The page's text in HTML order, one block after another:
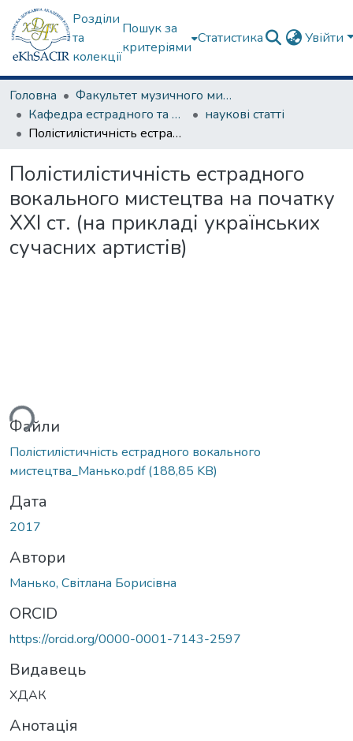
Розділи
та
колекції
Пошук за
критеріями
Статистика Увійти
Головна
Факультет музичного мистецтва
Кафедра естрадного та народного співу
наукові статті
Полістилістичність естрадного вокального мистецтва на початку ХХІ ст. (на прикладі українських сучасних артистів)
Полістилістичність естрадного
вокального мистецтва на початку
ХХІ ст. (на прикладі українських
сучасних артистів)
Файли
Полістилістичність естрадного вокального
мистецтва_Манько.pdf(188,85 KB)
Дата
2017
Автори
Манько, Світлана Борисівна
ORCID
https://orcid.org/0000-0001-7143-2597
Видавець
ХДАК
Анотація